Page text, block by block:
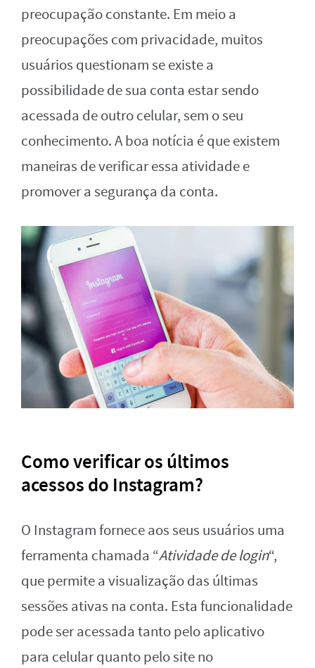
preocupação constante. Em meio a
preocupações com privacidade, muitos
usuários questionam se existe a
possibilidade de sua conta estar sendo
acessada de outro celular, sem o seu
conhecimento. A boa notícia é que existem
maneiras de verificar essa atividade e
promover a segurança da conta.
Como verificar os últimos
acessos do Instagram?
O Instagram fornece aos seus usuários uma
ferramenta chamada “Atividade de login“,
que permite a visualização das últimas
sessões ativas na conta. Esta funcionalidade
pode ser acessada tanto pelo aplicativo
para celular quanto pelo site no